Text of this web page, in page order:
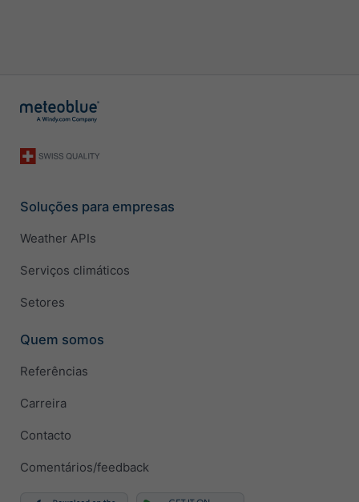
Soluções para empresas
Weather APIs
Serviços climáticos
Setores
Quem somos
Referências
Carreira
Contacto
Comentários/feedback